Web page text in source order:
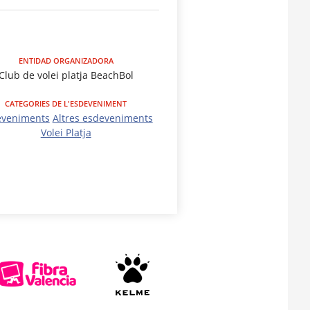
ENTIDAD ORGANIZADORA
de volei platja BeachBol
CATEGORIES DE L'ESDEVENIMENT
Altres esdeveniments
Volei Platja